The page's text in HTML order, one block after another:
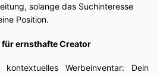
solange das Suchinteresse
Position.
für ernsthafte Creator
Werbeinventar: Dein